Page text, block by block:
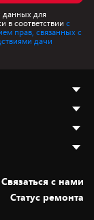
данных для
в соответствии с
прав, связанных с
дачи
Cвязаться с нами
Статус ремонта